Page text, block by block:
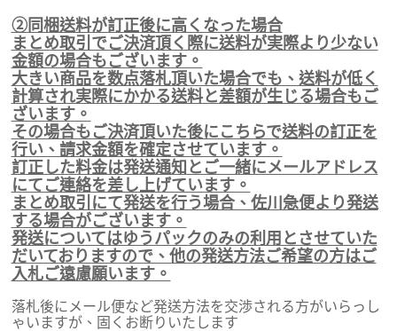
②同梱送料が訂正後に高くなった場合
まとめ取引でご決済頂く際に送料が実際より少ない
金額の場合もございます。
大きい商品を数点落札頂いた場合でも、送料が低く
計算され実際にかかる送料と差額が生じる場合もご
ざいます。
その場合もご決済頂いた後にこちらで送料の訂正を
行い、請求金額を確定させています。
訂正した料金は発送通知とご一緒にメールアドレス
にてご連絡を差し上げています。
まとめ取引にて発送を行う場合、佐川急便より発送
する場合がございます。
発送についてはゆうパックのみの利用とさせていた
だいておりますので、他の発送方法ご希望の方はご
入札ご遠慮願います。
落札後にメール便など発送方法を交渉される方がいらっし
ゃいますが、固くお断りいたします